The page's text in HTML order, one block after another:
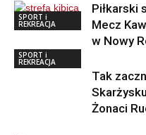
SPORT i
REKREACJA
Piłkarski
Mecz
w Nowy
SPORT i
REKREACJA
Tak
Żonaci